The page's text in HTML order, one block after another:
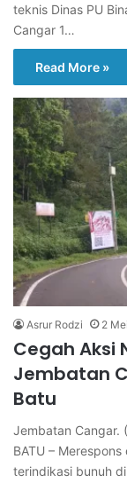
teknis Dinas PU
Cangar 1…
Read More »
Asrur Rodzi 2
Cegah Aksi
Jembatan
Batu
Jembatan Cangar.
BATU –
terindikasi bunuh